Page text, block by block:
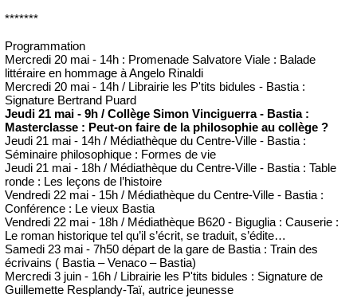
*******
Programmation
Mercredi 20 mai - 14h : Promenade Salvatore Viale : Balade
littéraire en hommage à Angelo Rinaldi
Mercredi 20 mai - 14h / Librairie les P'tits bidules - Bastia :
Signature Bertrand Puard
Jeudi 21 mai - 9h / Collège Simon Vinciguerra - Bastia :
Masterclasse : Peut-on faire de la philosophie au collège ?
Jeudi 21 mai - 14h / Médiathèque du Centre-Ville - Bastia :
Séminaire philosophique : Formes de vie
Jeudi 21 mai - 18h / Médiathèque du Centre-Ville - Bastia : Table
ronde : Les leçons de l’histoire
Vendredi 22 mai - 15h / Médiathèque du Centre-Ville - Bastia :
Conférence : Le vieux Bastia
Vendredi 22 mai - 18h / Médiathèque B620 - Biguglia : Causerie :
Le roman historique tel qu’il s’écrit, se traduit, s’édite…
Samedi 23 mai - 7h50 départ de la gare de Bastia : Train des
écrivains ( Bastia – Venaco – Bastia)
Mercredi 3 juin - 16h / Librairie les P'tits bidules : Signature de
Guillemette Resplandy-Taï, autrice jeunesse